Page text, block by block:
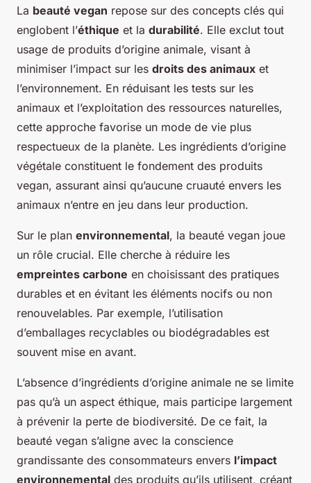
La beauté vegan repose sur des concepts clés qui
englobent l’éthique et la durabilité. Elle exclut tout
usage de produits d’origine animale, visant à
minimiser l’impact sur les droits des animaux et
l’environnement. En réduisant les tests sur les
animaux et l’exploitation des ressources naturelles,
cette approche favorise un mode de vie plus
respectueux de la planète. Les ingrédients d’origine
végétale constituent le fondement des produits
vegan, assurant ainsi qu’aucune cruauté envers les
animaux n’entre en jeu dans leur production.
Sur le plan environnemental, la beauté vegan joue
un rôle crucial. Elle cherche à réduire les
empreintes carbone en choisissant des pratiques
durables et en évitant les éléments nocifs ou non
renouvelables. Par exemple, l’utilisation
d’emballages recyclables ou biodégradables est
souvent mise en avant.
L’absence d’ingrédients d’origine animale ne se limite
pas qu’à un aspect éthique, mais participe largement
à prévenir la perte de biodiversité. De ce fait, la
beauté vegan s’aligne avec la conscience
grandissante des consommateurs envers l’impact
environnemental des produits qu’ils utilisent, créant